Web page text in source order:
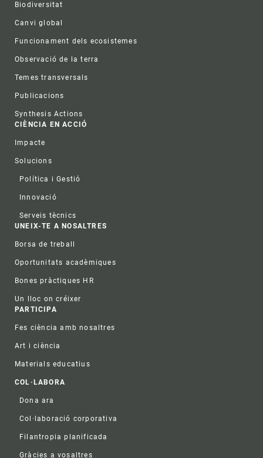
Biodiversitat
Canvi global
Funcionament dels ecosistemes
Observació de la terra
Temes transversals
Publicacions
Synthesis Actions
CIÈNCIA EN ACCIÓ
Impacte
Solucions
Política i Gestió
Innovació
Serveis tècnics
UNEIX-TE A NOSALTRES
Borsa de treball
Oportunitats acadèmiques
Bones pràctiques HR
Un lloc on créixer
PARTICIPA
Fes ciència amb nosaltres
Art i ciència
Materials educatius
COL·LABORA
Dona ara
Col·laboració corporativa
Filantropia planificada
Gràcies a vosaltres